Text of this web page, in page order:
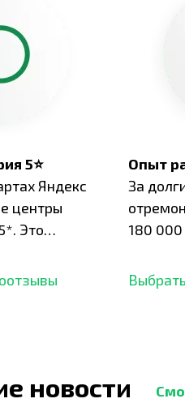
5⭐
Яндекс
центры
Это
Опыт
За
180 000
опыт.
новости